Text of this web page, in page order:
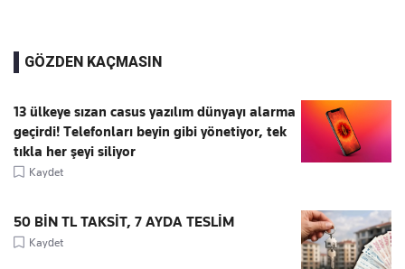
GÖZDEN KAÇMASIN
13 ülkeye sızan casus yazılım dünyayı alarma
geçirdi! Telefonları beyin gibi yönetiyor, tek
tıkla her şeyi siliyor
Kaydet
50 BİN TL TAKSİT, 7 AYDA TESLİM
Kaydet